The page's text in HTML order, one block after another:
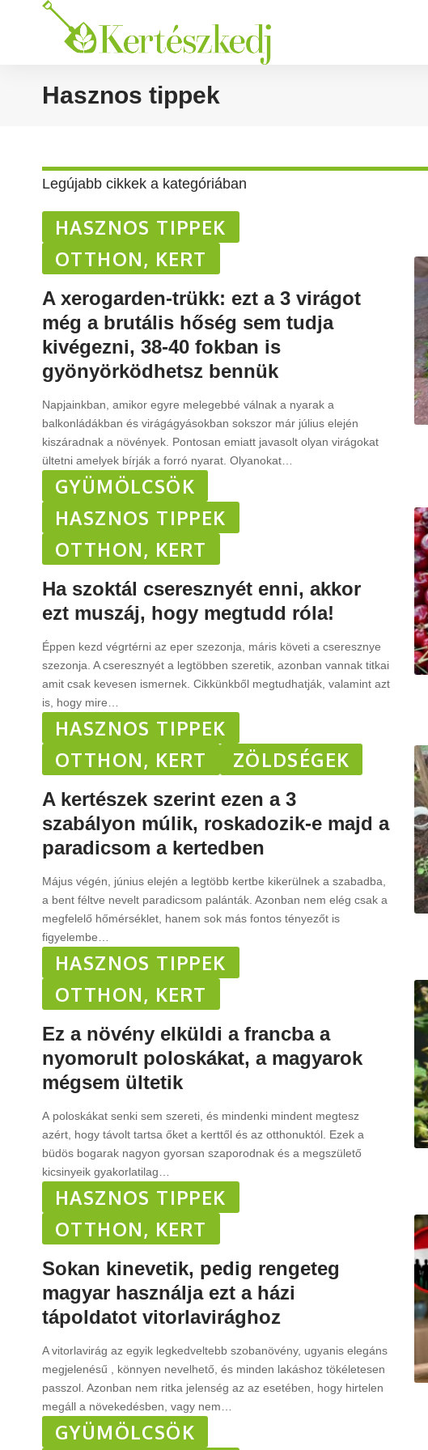
Hasznos tippek
Legújabb cikkek a kategóriában
HASZNOS TIPPEK
OTTHON, KERT
A xerogarden-trükk: ezt a 3 virágot
még a brutális hőség sem tudja
kivégezni, 38-40 fokban is
gyönyörködhetsz bennük
Napjainkban, amikor egyre melegebbé válnak a nyarak a
balkonládákban és virágágyásokban sokszor már július elején
kiszáradnak a növények. Pontosan emiatt javasolt olyan virágokat
ültetni amelyek bírják a forró nyarat. Olyanokat
GYÜMÖLCSÖK
HASZNOS TIPPEK
OTTHON, KERT
Ha szoktál cseresznyét enni, akkor
ezt muszáj, hogy megtudd róla!
Éppen kezd végrtérni az eper szezonja, máris követi a cseresznye
szezonja. A cseresznyét a legtöbben szeretik, azonban vannak titkai
amit csak kevesen ismernek. Cikkünkből megtudhatják, valamint azt
is, hogy mire
HASZNOS TIPPEK
OTTHON, KERT
ZÖLDSÉGEK
A kertészek szerint ezen a 3
szabályon múlik, roskadozik-e majd a
paradicsom a kertedben
Május végén, június elején a legtöbb kertbe kikerülnek a szabadba,
a bent féltve nevelt paradicsom palánták. Azonban nem elég csak a
megfelelő hőmérséklet, hanem sok más fontos tényezőt is
figyelembe
HASZNOS TIPPEK
OTTHON, KERT
Ez a növény elküldi a francba a
nyomorult poloskákat, a magyarok
mégsem ültetik
A poloskákat senki sem szereti, és mindenki mindent megtesz
azért, hogy távolt tartsa őket a kerttől és az otthonuktól. Ezek a
büdös bogarak nagyon gyorsan szaporodnak és a megszülető
kicsinyeik gyakorlatilag
HASZNOS TIPPEK
OTTHON, KERT
Sokan kinevetik, pedig rengeteg
magyar használja ezt a házi
tápoldatot vitorlavirághoz
A vitorlavirág az egyik legkedveltebb szobanövény, ugyanis elegáns
megjelenésű , könnyen nevelhető, és minden lakáshoz tökéletesen
passzol. Azonban nem ritka jelenség az az esetében, hogy hirtelen
megáll a növekedésben, vagy nem
GYÜMÖLCSÖK